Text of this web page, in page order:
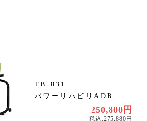
TB-831
パワーリハビリADB
250,800円
税込:275,880円